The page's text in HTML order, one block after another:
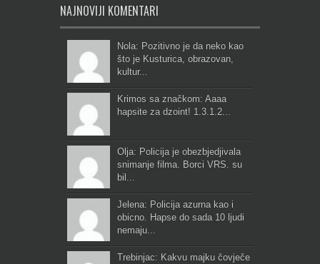
NAJNOVIJI KOMENTARI
Nola: Pozitivno je da neko kao
što je Kusturica, obrazovan,
kultur...
Krimos sa značkom: Aaaa
hapsite za dzoint! 1.3.1.2...
Olja: Policija je obezbjedjivala
snimanje filma. Borci VRS. su
bil...
Jelena: Policija azurna kao i
obicno. Hapse do sada 10 ljudi
nemaju...
Trebinjac: Kakvu majku čovječe